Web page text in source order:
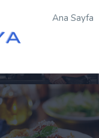
Ana Sayfa